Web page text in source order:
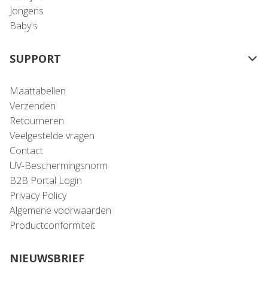
Jongens
Baby's
SUPPORT
Maattabellen
Verzenden
Retourneren
Veelgestelde vragen
Contact
UV-Beschermingsnorm
B2B Portal Login
Privacy Policy
Algemene voorwaarden
Productconformiteit
NIEUWSBRIEF